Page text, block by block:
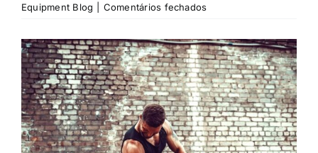
Equipment Blog
Comentários fechadosem
Arms,
Broader
Shoulders:
Complete
Guide
to
Working
Out
Ver
imagem
maior